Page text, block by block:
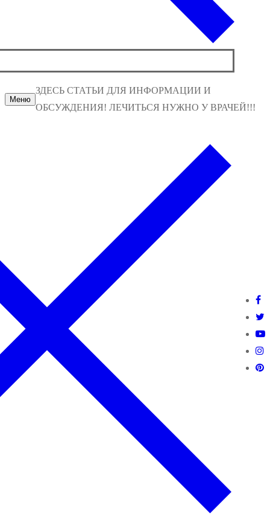
Меню
ЗДЕСЬ СТАТЬИ ДЛЯ ИНФОРМАЦИИ И
ОБСУЖДЕНИЯ! ЛЕЧИТЬСЯ НУЖНО У ВРАЧЕЙ!!!